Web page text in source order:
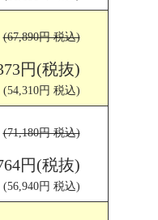
(67,890円 税込)
円(税抜)
(54,310円 税込)
(71,180円 税込)
円(税抜)
(56,940円 税込)